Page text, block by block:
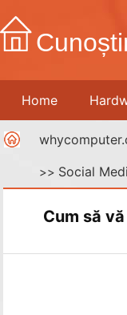
Home
Imprimante
Media digitale
>> Social
Cum să